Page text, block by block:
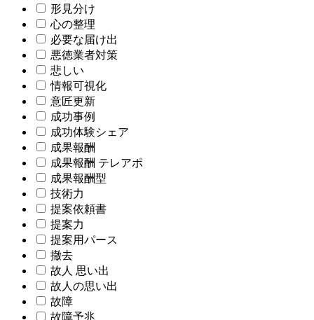
形見分け
心の整理
必要な届け出
悪徳業者対策
悲しい
情報可視化
意匠更新
成功事例
成功体験シェア
成果報酬
成果報酬 テレアポ
成果報酬型
技術力
提案依頼書
提案力
提案用パース
撤去
故人 思い出
故人の思い出
故障
故障予兆